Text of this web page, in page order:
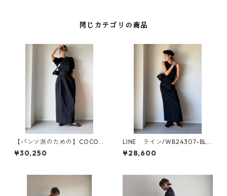
同じカテゴリの商品
【パンツ派のための】COCO
ココ｜ハイウエスト コクーン
スカート / WB25306-BLACK
¥30,250
LINE ライン/WB24307-BLA
CK
¥28,600